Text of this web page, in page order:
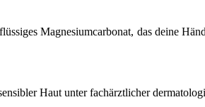
Magnesiumcarbonat, das deine
Haut unter fachärztlicher